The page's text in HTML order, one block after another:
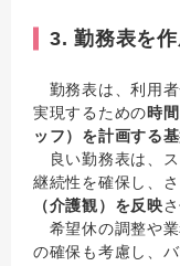
3. 勤務表を
勤務表は、利用者
実現するための時
ッフ）を計画する
良い勤務表は、ス
継続性を確保し、
（介護観）を反映
希望休の調整や業
の確保も考慮し、